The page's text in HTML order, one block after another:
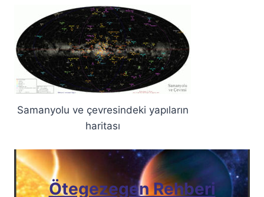
Samanyolu ve çevresindeki yapıların
haritası
Ötegezegen Rehberi